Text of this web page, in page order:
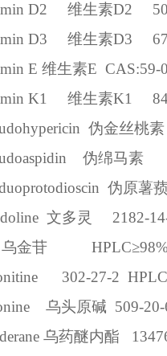
D2
维生素D2
D3
维生素D3
E 维生素E CAS:59-
K1
维生素K1
伪金丝桃素
伪绵马素
伪原薯
文多灵 2182-
乌金苷
HPLC≥98%
302-27-2 HPLC
乌头原碱 509-20-
乌药醚内酯